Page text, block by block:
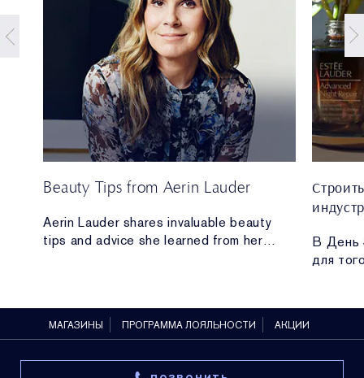
Beauty Tips from Aerin Lauder
Aerin Lauder shares invaluable beauty
tips and advice she learned from her
В День
для
МАГАЗИНЫ ПРОГРАММА ЛОЯЛЬНОСТИ АКЦИИ